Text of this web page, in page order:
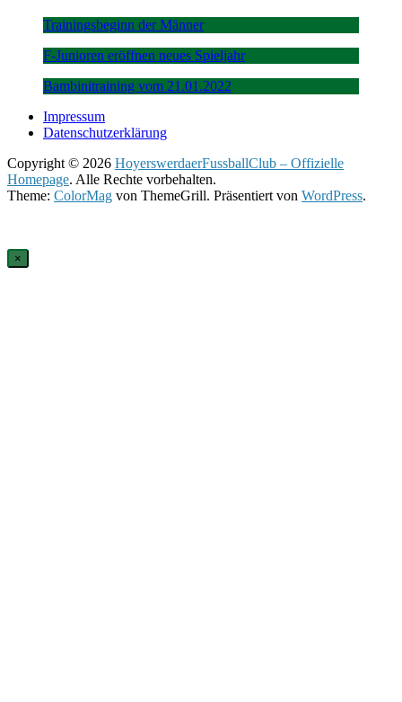
Trainingsbeginn der Männer
F-Junioren eröffnen neues Spieljahr
Bambinitraining vom 21.01.2022
Impressum
Datenschutzerklärung
Copyright © 2026 HoyerswerdaerFussballClub – Offizielle
Homepage. Alle Rechte vorbehalten.
Theme: ColorMag von ThemeGrill. Präsentiert von WordPress.
×